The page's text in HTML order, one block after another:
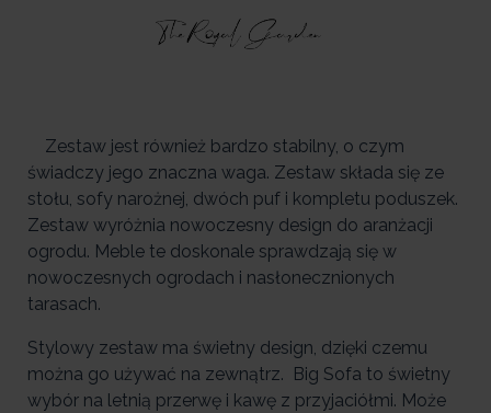
Zestaw jest również bardzo stabilny, o czym
świadczy jego znaczna waga. Zestaw składa się ze
stołu, sofy narożnej, dwóch puf i kompletu poduszek.
Zestaw wyróżnia nowoczesny design do aranżacji
ogrodu. Meble te doskonale sprawdzają się w
nowoczesnych ogrodach i nasłonecznionych
tarasach.
Stylowy zestaw ma świetny design, dzięki czemu
można go używać na zewnątrz. Big Sofa to świetny
wybór na letnią przerwę i kawę z przyjaciółmi. Może